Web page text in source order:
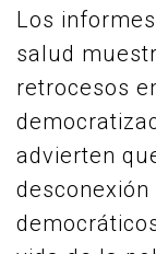
Los
salud
retrocesos
advierten